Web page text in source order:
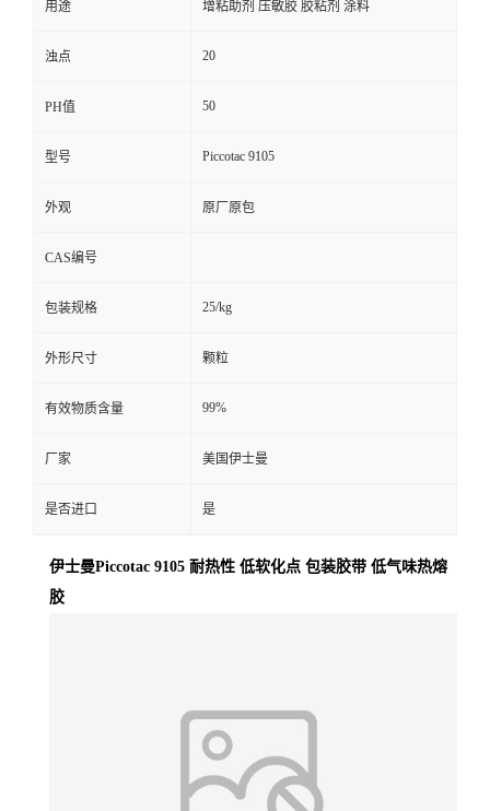
用途 增粘助剂 压敏胶 胶粘剂 涂料
浊点 20
PH值 50
型号 Piccotac 9105
外观 原厂原包
CAS编号
包装规格 25/kg
外形尺寸 颗粒
有效物质含量 99%
厂家 美国伊士曼
是否进口 是
伊士曼Piccotac 9105 耐热性 低软化点 包装胶带 低气味热熔
胶